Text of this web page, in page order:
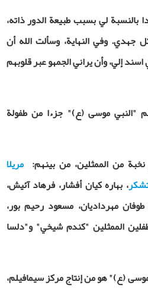
بالنسبة لي بسبب طبيعة الدور ذاته،
وفي النهاية، وسألت الله أن
إلي، وأن يراني الجمهو عبر قلوبهم
"النبي موسی (ع)" جزءا من طفولة
من الممثلين، من بينهم:مریلا
، بهاره كيان أفشار، فرهاد آئیش،
مهرداديان، مسعود رحیم‌ بور،
الممثلين "كندم شیخي" و"دلسا
(ع)" هو من إنتاج مركز سيمافيلم،